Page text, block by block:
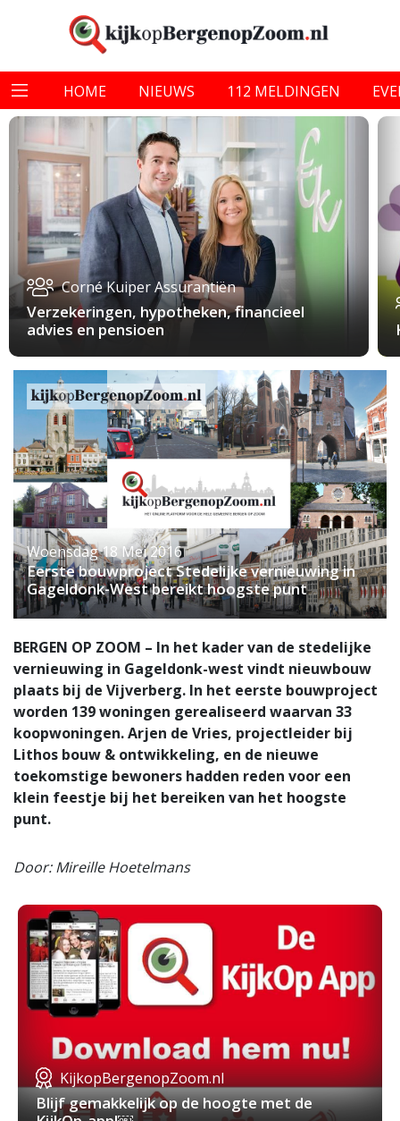
HOME NIEUWS 112 MELDINGEN
Corné Kuiper Assurantiën
Verzekeringen, hypotheken, financieel
advies en pensioen
Woensdag 18 Mei 2016
Eerste bouwproject Stedelijke vernieuwing in
Gageldonk-West bereikt hoogste punt
BERGEN OP ZOOM – In het kader van de stedelijke
vernieuwing in Gageldonk-west vindt nieuwbouw
plaats bij de Vijverberg. In het eerste bouwproject
worden 139 woningen gerealiseerd waarvan 33
koopwoningen. Arjen de Vries, projectleider bij
Lithos bouw & ontwikkeling, en de nieuwe
toekomstige bewoners hadden reden voor een
klein feestje bij het bereiken van het hoogste
punt.
Door: Mireille Hoetelmans
KijkopBergenopZoom.nl
Blijf gemakkelijk op de hoogte met de